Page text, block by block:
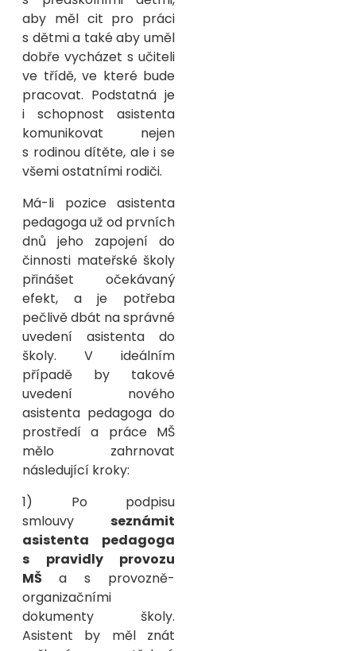
aby měl cit pro práci
s dětmi a také aby uměl
dobře vycházet s učiteli
ve třídě, ve které bude
pracovat. Podstatná je
i schopnost asistenta
komunikovat nejen
s rodinou dítěte, ale i se
všemi ostatními rodiči.
Má-li pozice asistenta
pedagoga už od prvních
dnů jeho zapojení do
činnosti mateřské školy
přinášet očekávaný
efekt, a je potřeba
pečlivě dbát na správné
uvedení asistenta do
školy. V ideálním
případě by takové
uvedení nového
asistenta pedagoga do
prostředí a práce MŠ
mělo zahrnovat
následující kroky:
1) Po podpisu
smlouvy seznámit
asistenta pedagoga
s pravidly provozu
MŠ a s provozně-
organizačními
dokumenty školy.
Asistent by měl znát